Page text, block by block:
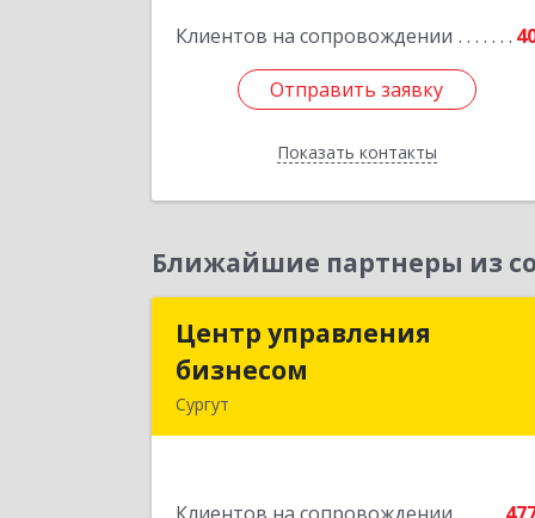
Клиентов на сопровождении
Отправить заявку
Показать контакты
Отправить заявку
Назад
Ближайшие партнеры из
Центр управления
бизнесом
Сургут
Центр управления